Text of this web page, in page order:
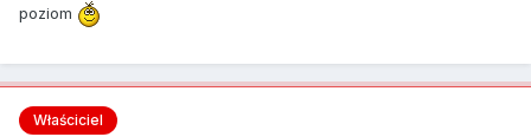
poziom
Właściciel